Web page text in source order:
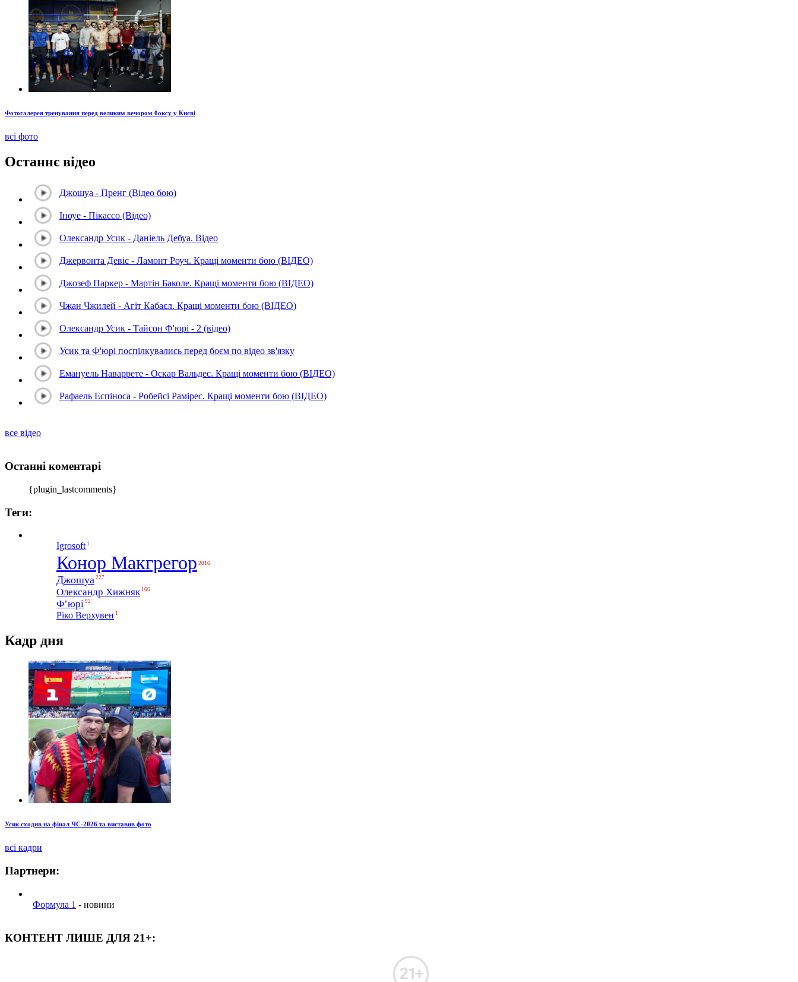
Фотогалерея тренування перед великим вечором боксу у Києві
всі фото
Останнє відео
Джошуа - Пренг (Відео бою)
Іноуе - Пікассо (Відео)
Олександр Усик - Даніель Дебуа. Відео
Джервонта Девіс - Ламонт Роуч. Кращі моменти бою (ВІДЕО)
Джозеф Паркер - Мартін Баколе. Кращі моменти бою (ВІДЕО)
Чжан Чжилей - Агіт Кабаєл. Кращі моменти бою (ВІДЕО)
Олександр Усик - Тайсон Ф'юрі - 2 (відео)
Усик та Ф'юрі поспілкувались перед боєм по відео зв'язку
Емануель Наваррете - Оскар Вальдес. Кращі моменти бою (ВІДЕО)
Рафаель Еспіноса - Робейсі Рамірес. Кращі моменти бою (ВІДЕО)
все відео
Останні коментарі
{plugin_lastcomments}
Теги:
Igrosoft 1
Конор Макгрегор 2016
Джошуа 227
Олександр Хижняк 166
Ф’юрі 92
Ріко Верхувен 1
Кадр дня
Усик сходив на фінал ЧС-2026 та виставив фото
всі кадри
Партнери:
Формула 1 - новини
КОНТЕНТ ЛИШЕ ДЛЯ 21+: